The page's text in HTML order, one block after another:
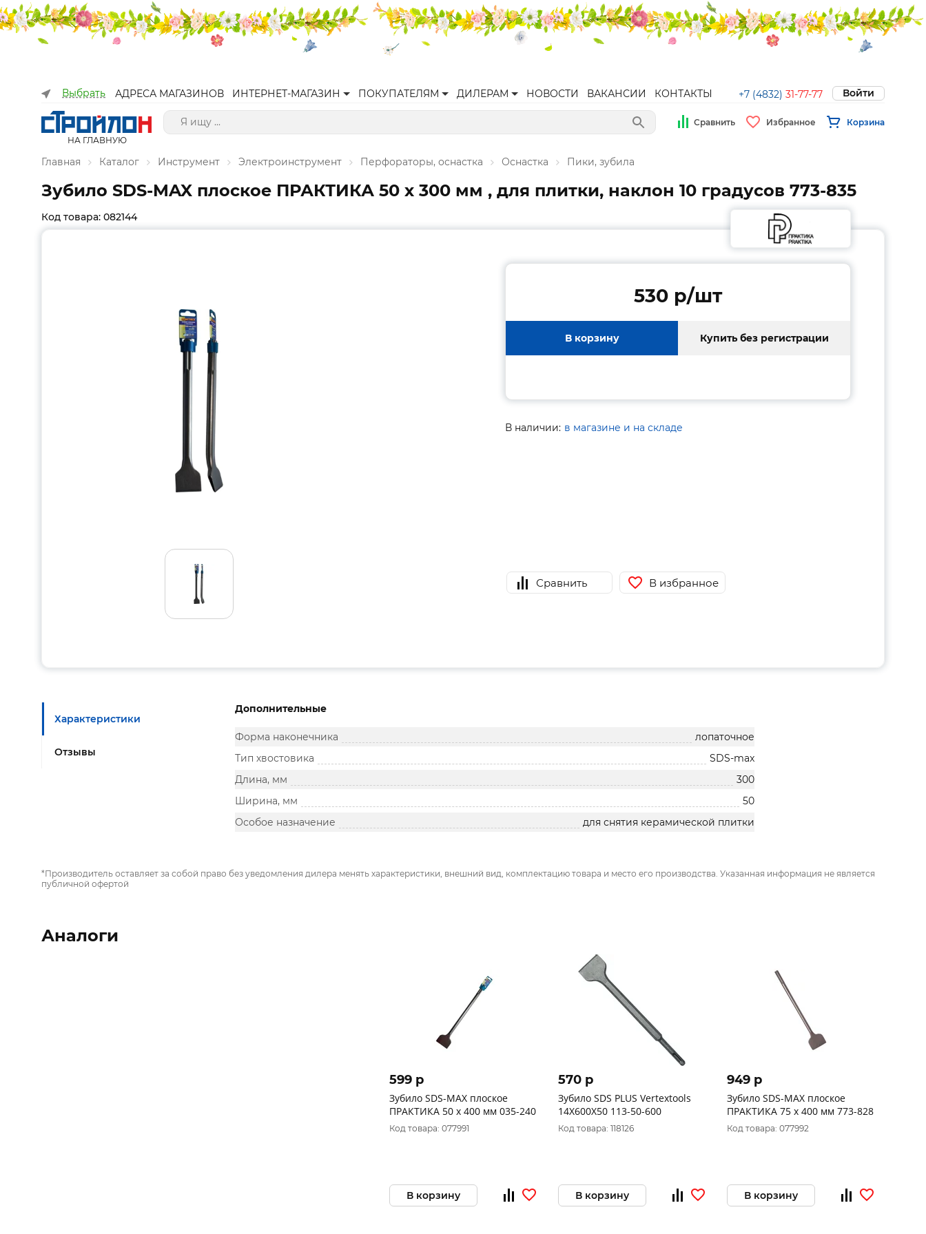
Выбрать АДРЕСА МАГАЗИНОВ ИНТЕРНЕТ-МАГАЗИН ПОКУПАТЕЛЯМ ДИЛЕРАМ НОВОСТИ ВАКАНСИИ КОНТАКТЫ +7 (4832) 31-77-77 Войти
НА ГЛАВНУЮ
Сравнить Избранное Корзина
Главная Каталог Инструмент Электроинструмент Перфораторы, оснастка Оснастка Пики, зубила
Зубило SDS-MAX плоское ПРАКТИКА 50 х 300 мм , для плитки, наклон 10 градусов 773-835
Код товара: 082144
530 p/шт
В корзину Купить без регистрации
В наличии: в магазине и на складе
Сравнить В избранное
Характеристики
Отзывы
Дополнительные
Форма наконечника
лопаточное
Тип хвостовика
SDS-max
Длина, мм
300
Ширина, мм
50
Особое назначение
для снятия керамической плитки
*Производитель оставляет за собой право без уведомления дилера менять характеристики, внешний вид, комплектацию товара и место его производства. Указанная информация не является
публичной офертой
Аналоги
599 p
Зубило SDS-MAX плоское
ПРАКТИКА 50 х 400 мм 035-240
Код товара: 077991
В корзину
570 p
Зубило SDS PLUS Vertextools
14Х600Х50 113-50-600
Код товара: 118126
В корзину
949 p
Зубило SDS-MAX плоское
ПРАКТИКА 75 х 400 мм 773-828
Код товара: 077992
В корзину